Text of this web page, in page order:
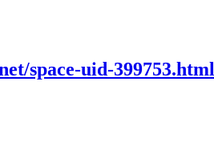
space-uid-399753.html